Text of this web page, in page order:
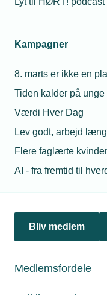
Kampagner
8. marts er ikke en
Tiden kalder på unge
Værdi Hver Dag
Lev godt, arbejd
Flere faglærte kvinder
AI - fra fremtid til
Bliv medlem
Medlemsfordele
02. september 2024
Finanslov: Grønne
investeringer til den